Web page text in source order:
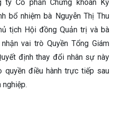
bổ nhiệm Phó Chủ tịch
đốc mới
ty Cổ phần Chứng khoán Kỹ
bổ nhiệm bà Nguyễn Thị Thu
tịch Hội đồng Quản trị và bà
vai trò Quyền Tổng Giám
định thay đổi nhân sự này